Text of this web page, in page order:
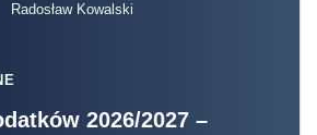
Radosław Kowalski
2026/2027 –